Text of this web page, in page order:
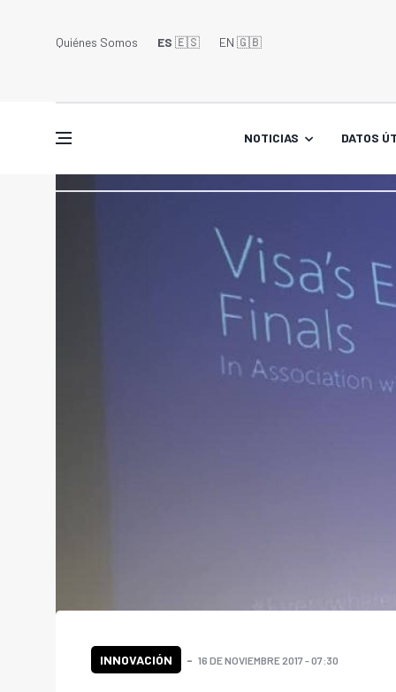
Quiénes Somos ES 🇪🇸 EN 🇬🇧󠁢󠁥󠁮󠁧󠁿
NOTICIAS DATOS
INNOVACIÓN 16 DE NOVIEMBRE 2017 - 07:30